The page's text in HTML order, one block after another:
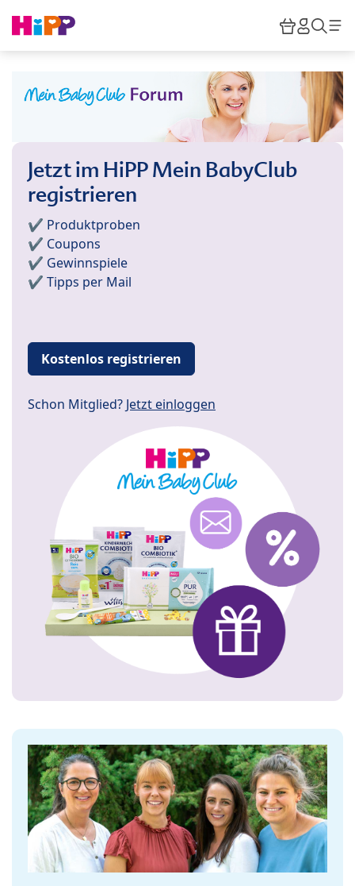
HiPP
Jetzt im HiPP Mein BabyClub
registrieren
✔️ Produktproben
✔️ Coupons
✔️ Gewinnspiele
✔️ Tipps per Mail
Kostenlos registrieren
Schon Mitglied? Jetzt einloggen